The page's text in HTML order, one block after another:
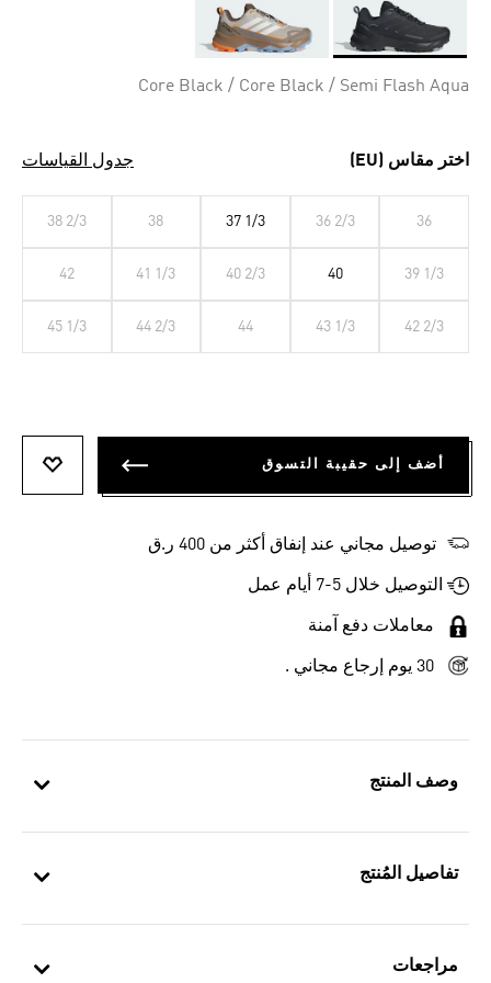
وصف المنتج
تفاصيل المُنتج
مراجعات
Core Black / Core Black / Semi Flash Aqua
اختر مقاس (EU) جدول القياسات
36
36 2/3
37 1/3
38
38 2/3
39 1/3
40
40 2/3
41 1/3
42
42 2/3
43 1/3
44
44 2/3
45 1/3
أضف إلى حقيبة التسوق
توصيل مجاني عند إنفاق أكثر من 400 ر.ق
التوصيل خلال 5-7 أيام عمل
معاملات دفع آمنة